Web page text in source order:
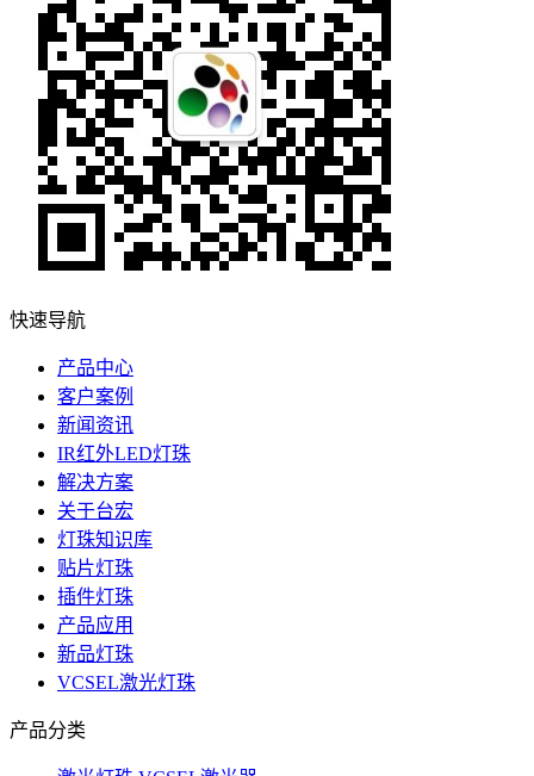
快速导航
产品中心
客户案例
新闻资讯
IR红外LED灯珠
解决方案
关于台宏
灯珠知识库
贴片灯珠
插件灯珠
产品应用
新品灯珠
VCSEL激光灯珠
产品分类